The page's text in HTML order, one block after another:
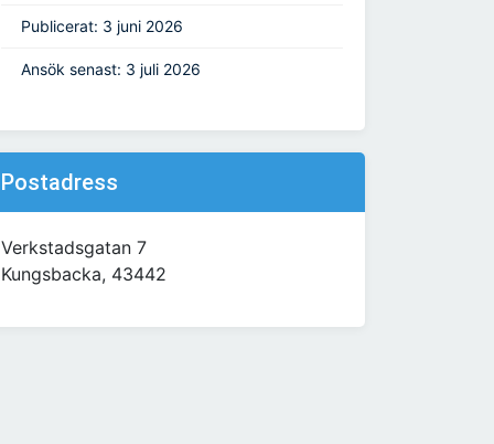
Publicerat: 3 juni 2026
Ansök senast: 3 juli 2026
Postadress
Verkstadsgatan 7
Kungsbacka, 43442